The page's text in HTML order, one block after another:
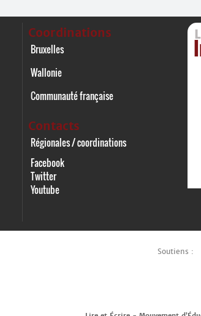
Coordinations
Bruxelles
Wallonie
Communauté française
Contacts
Régionales / coordinations
Facebook
Twitter
Youtube
Soutiens :